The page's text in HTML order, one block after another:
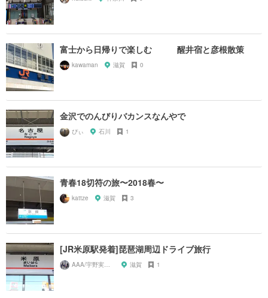
富士から日帰りで楽しむ 醒井宿と彦根散策
kawaman 滋賀 0
金沢でのんびりバカンスなんやで
ぴぃ 石川 1
青春18切符の旅〜2018春〜
kattze 滋賀 3
[JR米原駅発着]琵琶湖周辺ドライブ旅行
AAA/宇野実彩子推し 滋賀 1